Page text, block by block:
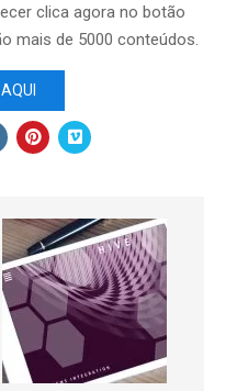
clica agora no botão
mais de 5000 conteúdos.